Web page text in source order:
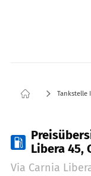
Tankstelle
Libera 45,
Via Carnia